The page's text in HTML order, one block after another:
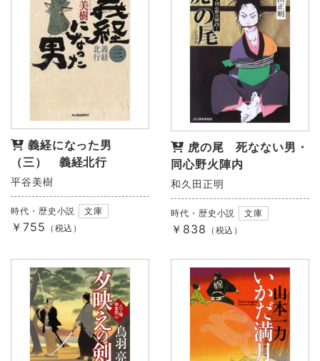
義経になった男
（三） 義経北行
平谷美樹
時代・歴史小説 文庫
￥755 （税込）
虎の尾 死なない男・
同心野火陣内
和久田正明
時代・歴史小説 文庫
￥838 （税込）